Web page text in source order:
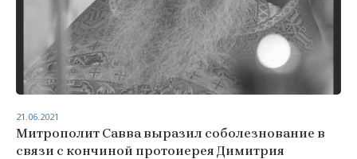
Митрополит Савва выразил соболезнование в
связи с кончиной протоиерея Димитрия
21.06.2021